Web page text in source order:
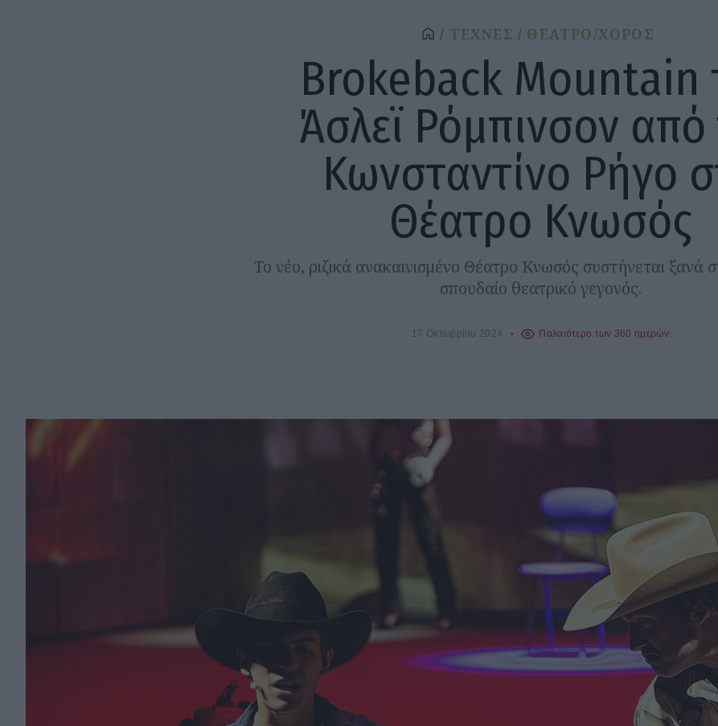
ΤΕΧΝΕΣ ΘΕΑΤΡΟ/ΧΟΡΟΣ
Brokeback Mountain
Άσλεϊ Ρόμπινσον από
Κωνσταντίνο Ρήγο
Θέατρο Κνωσός
Το νέο, ριζικά ανακαινισμένο Θέατρο Κνωσός συστήνεται ξανά
σπουδαίο θεατρικό γεγονός.
17 Οκτωβρίου 2024 Παλαιότερο των 360 ημερών